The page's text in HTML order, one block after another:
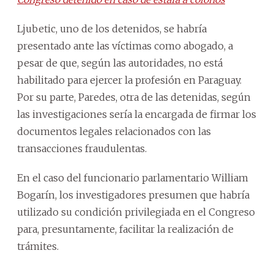
Ljubetic, uno de los detenidos, se habría
presentado ante las víctimas como abogado, a
pesar de que, según las autoridades, no está
habilitado para ejercer la profesión en Paraguay.
Por su parte, Paredes, otra de las detenidas, según
las investigaciones sería la encargada de firmar los
documentos legales relacionados con las
transacciones fraudulentas.
En el caso del funcionario parlamentario William
Bogarín, los investigadores presumen que habría
utilizado su condición privilegiada en el Congreso
para, presuntamente, facilitar la realización de
trámites.